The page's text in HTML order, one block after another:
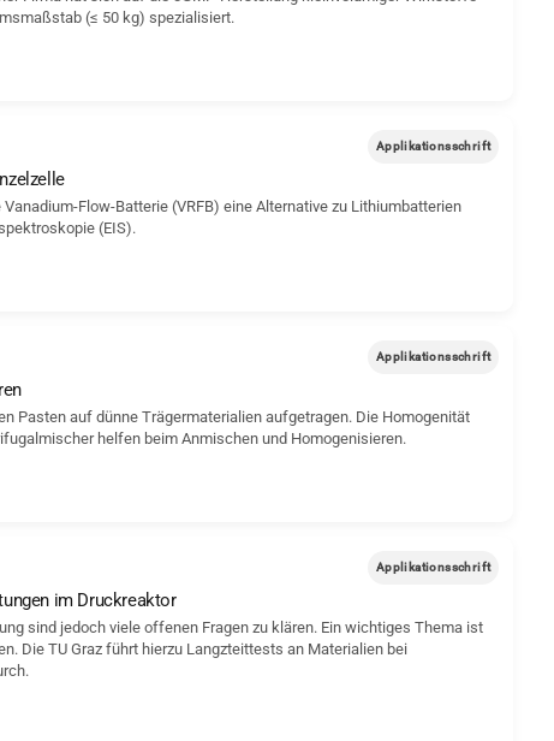
(≤ 50 kg) spezialisiert.
Applikationsschrift
Flow-Batterie (VRFB) eine Alternative zu Lithiumbatterien
(EIS).
Applikationsschrift
Pasten auf dünne Trägermaterialien aufgetragen. Die Homogenität
helfen beim Anmischen und Homogenisieren.
Applikationsschrift
im Druckreaktor
sind jedoch viele offenen Fragen zu klären. Ein wichtiges Thema ist
Die TU Graz führt hierzu Langzteittests an Materialien bei